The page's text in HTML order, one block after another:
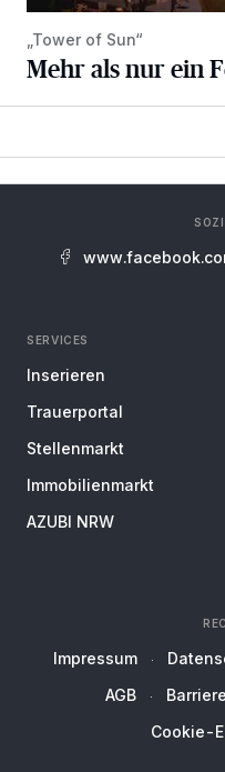
„Tower of Sun“
Mehr als nur ein
SERVICES
Inserieren
Trauerportal
Stellenmarkt
Immobilienmarkt
AZUBI NRW
Impressum
AGB
Cookie-